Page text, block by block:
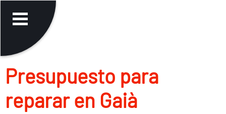
Presupuesto para
reparar en Gaià